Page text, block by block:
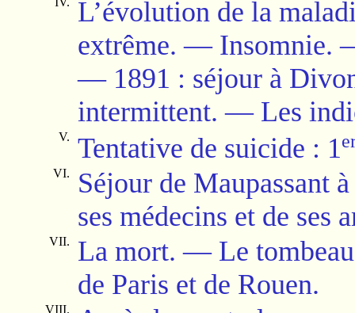
L’évolution de la
extrême. — Insomnie.
— 1891 : séjour à
intermittent. — Les
V. Tentative de suicide : 1
VI.
Séjour de Maupassant
ses médecins et de ses
VII. La mort. — Le
de Paris et de Rouen.
VIII.